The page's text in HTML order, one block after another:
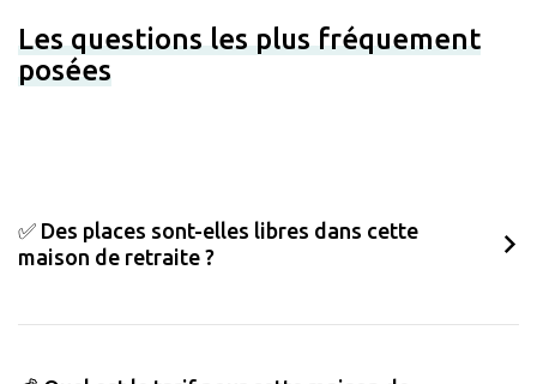
Les questions les plus fréquement
posées
✅ Des places sont-elles libres dans cette
maison de retraite ?